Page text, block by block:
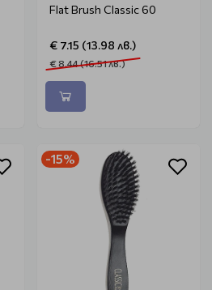
Flat Brush Classic 60
€ 7.15 (13.98 лв.)
€ 8.44 (16.51 лв.)
-15%